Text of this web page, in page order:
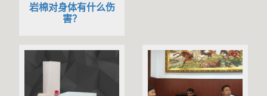
岩棉对身体有什么伤
害？